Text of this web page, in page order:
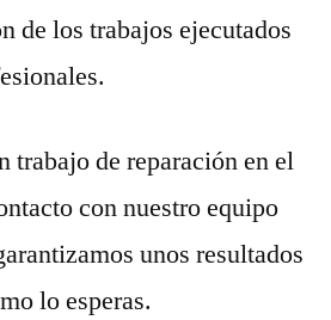
de los trabajos ejecutados
trabajo de reparación en el
con nuestro equipo
unos resultados
lo esperas.